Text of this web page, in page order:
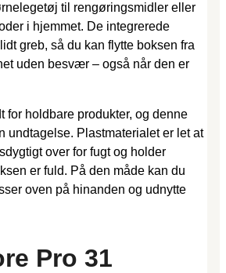
til rengøringsmidler eller
i hjemmet. De integrerede
greb, så du kan flytte boksen fra
uden besvær – også når den er
for holdbare produkter, og denne
undtagelse. Plastmaterialet er let at
over for fugt og holder
er fuld. På den måde kan du
oven på hinanden og udnytte
Pro 31